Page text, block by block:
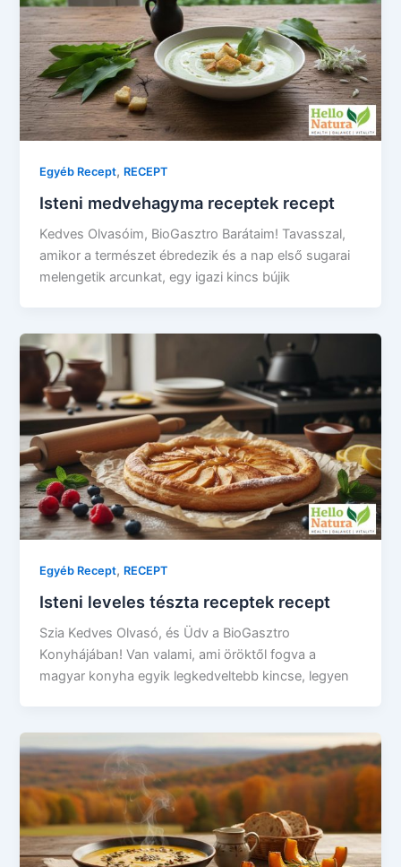
Egyéb Recept, RECEPT
Isteni medvehagyma receptek recept
Kedves Olvasóim, BioGasztro Barátaim! Tavasszal,
amikor a természet ébredezik és a nap első sugarai
melengetik arcunkat, egy igazi kincs bújik
Egyéb Recept, RECEPT
Isteni leveles tészta receptek recept
Szia Kedves Olvasó, és Üdv a BioGasztro
Konyhájában! Van valami, ami öröktől fogva a
magyar konyha egyik legkedveltebb kincse, legyen